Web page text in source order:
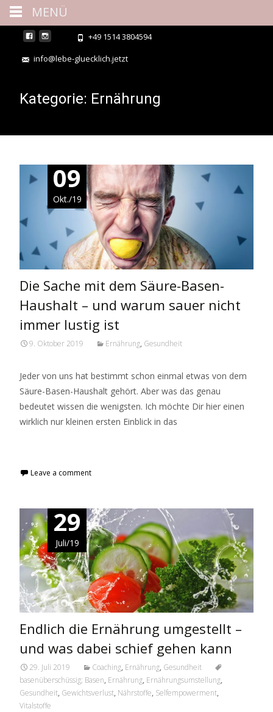
+49 1514 3804594
info@lebe-gluecklich.jetzt
Kategorie: Ernährung
09
Okt./19
Die Sache mit dem Säure-Basen-
Haushalt – und warum sauer nicht
immer lustig ist
9. Oktober 2019 Ernährung, Gesundheit
Jeder von uns hat bestimmt schon einmal etwas von dem
Säure-Basen-Haushalt gehört. Aber was das genau
bedeutet wissen die wenigsten. Ich möchte Dir hier einen
wirklich nur kleinen ersten Einblick in das
Leave a comment
29
Juli/19
Endlich die Ernährung umgestellt –
und was dabei schief gehen kann
29. Juli 2019 Coaching, Ernährung, Gesundheit
basenüberschüssig; Basen, Ernährung, Ernährungsumstellung,
Gesundheit, Gewichtsverlust, Nährstoffe, Selfempowerment,
Vitalstoffe
MENÜ